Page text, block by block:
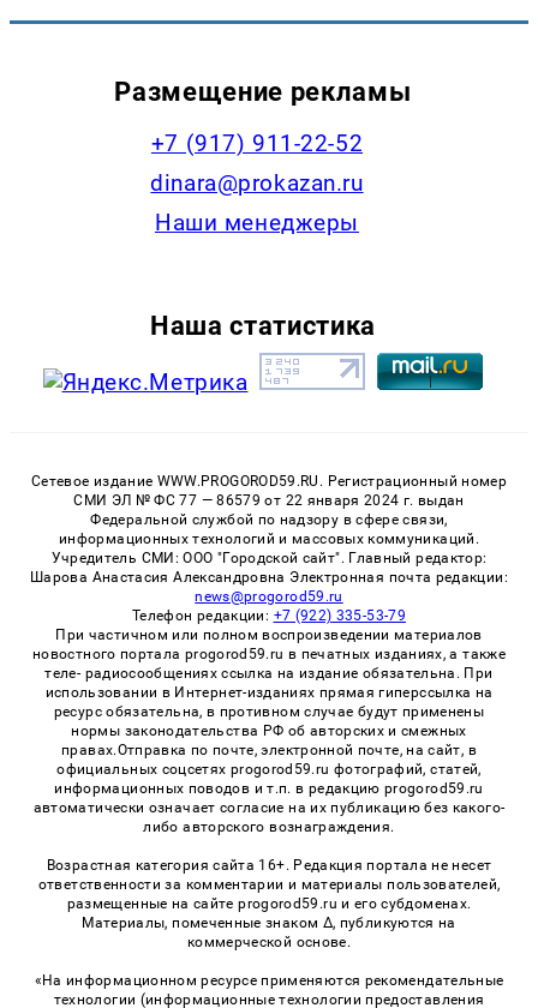
Размещение рекламы
+7 (917) 911-22-52
dinara@prokazan.ru
Наши менеджеры
Наша статистика
Сетевое издание WWW.PROGOROD59.RU. Регистрационный номер
СМИ ЭЛ № ФС 77 — 86579 от 22 января 2024 г. выдан
Федеральной службой по надзору в сфере связи,
информационных технологий и массовых коммуникаций.
Учредитель СМИ: ООО "Городской сайт". Главный редактор:
Шарова Анастасия Александровна Электронная почта редакции:
news@progorod59.ru
Телефон редакции: +7 (922) 335-53-79
При частичном или полном воспроизведении материалов
новостного портала progorod59.ru в печатных изданиях, а также
теле- радиосообщениях ссылка на издание обязательна. При
использовании в Интернет-изданиях прямая гиперссылка на
ресурс обязательна, в противном случае будут применены
нормы законодательства РФ об авторских и смежных
правах.Отправка по почте, электронной почте, на сайт, в
официальных соцсетях progorod59.ru фотографий, статей,
информационных поводов и т.п. в редакцию progorod59.ru
автоматически означает согласие на их публикацию без какого-
либо авторского вознаграждения.
Возрастная категория сайта 16+. Редакция портала не несет
ответственности за комментарии и материалы пользователей,
размещенные на сайте progorod59.ru и его субдоменах.
Материалы, помеченные знаком Δ, публикуются на
коммерческой основе.
«На информационном ресурсе применяются рекомендательные
технологии (информационные технологии предоставления